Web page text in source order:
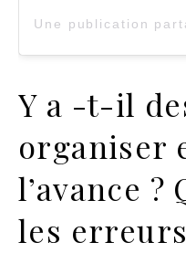
Y a -t-il
organiser
l’avance
les